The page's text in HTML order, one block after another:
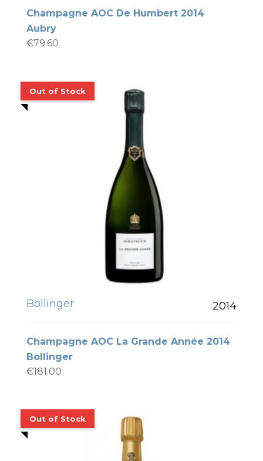
Champagne AOC De Humbert 2014
Aubry
€79.60
Bollinger 2014
Champagne AOC La Grande Année 2014
Bollinger
€181.00